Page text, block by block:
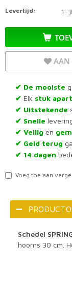
Levertijd: 1-
AAN
✔ De mooiste
✔ Elk stuk
✔ Uitstekende
✔ Snelle
✔ Veilig en
✔ Geld terug
✔ 14 dagen
Voeg toe aan
Schedel
hoorns 30 cm.